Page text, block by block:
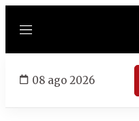
Menú
08 ago 2026